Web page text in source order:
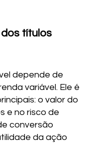
títulos
depende de
variável. Ele é
o valor do
e no risco de
conversão
da ação